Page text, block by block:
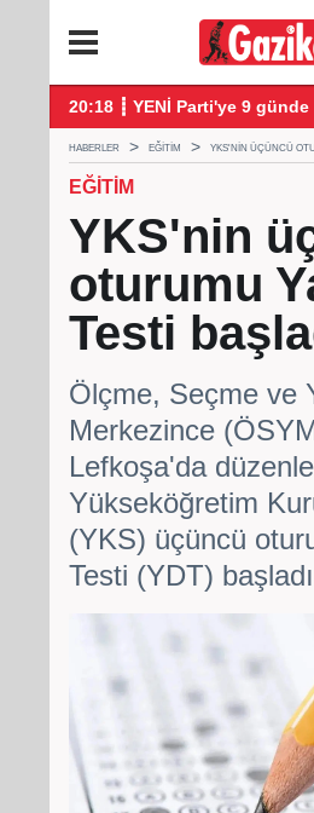
20:18 ┋ YENİ Parti'ye 9 günde
HABERLER EĞITIM YKS'NIN ÜÇÜNCÜ
EĞITIM
YKS'nin
oturumu
Testi
Ölçme, Seçme ve
Merkezince
Lefkoşa'da
Yükseköğretim
(YKS) üçüncü
Testi (YDT)